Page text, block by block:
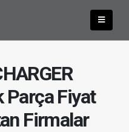
Parça Fiyat
Firmalar